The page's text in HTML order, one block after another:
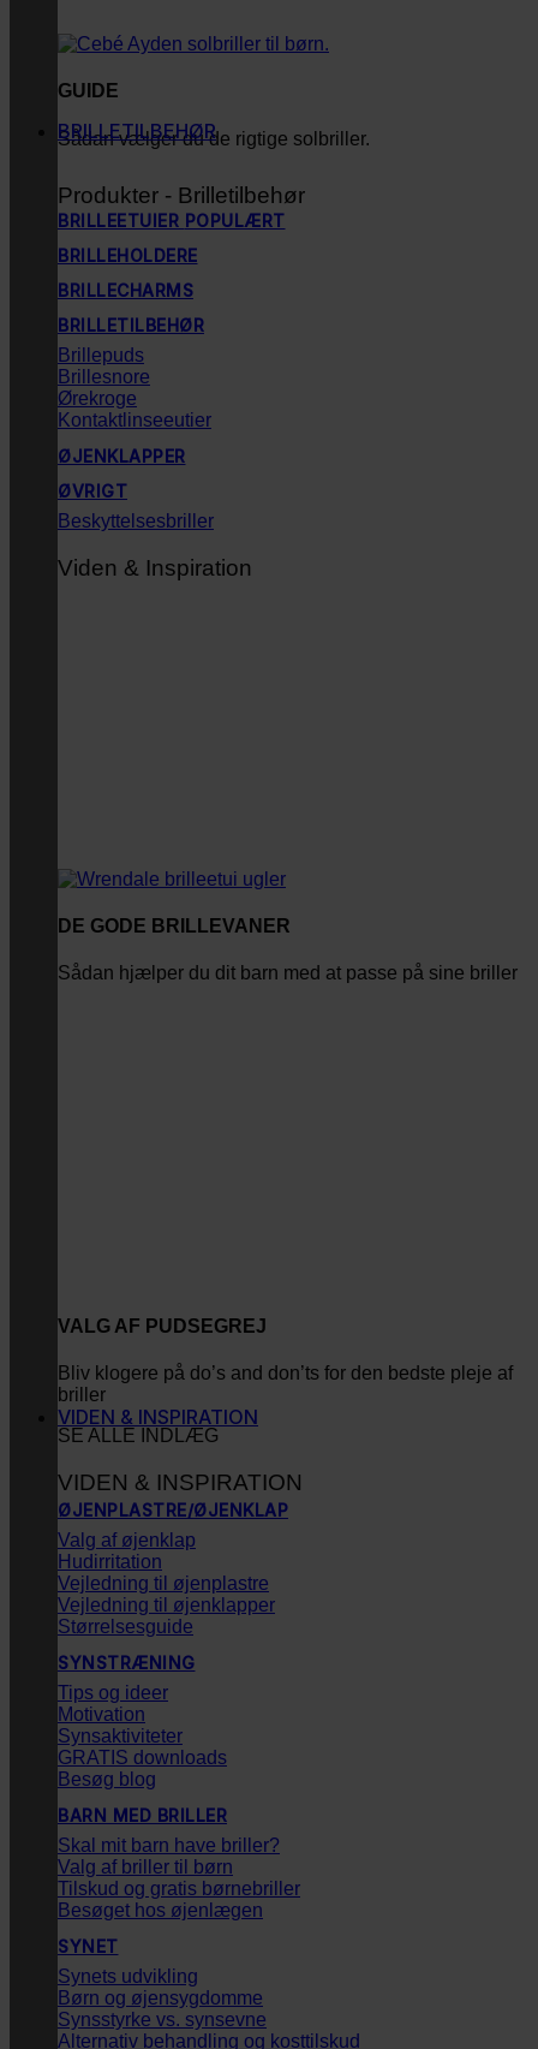
GUIDE
Sådan vælger du de rigtige solbriller.
BRILLETILBEHØR
Produkter - Brilletilbehør
BRILLEETUIER
BRILLEHOLDERE
BRILLECHARMS
BRILLETILBEHØR
Brillepuds
Brillesnore
Ørekroge
Kontaktlinseeutier
ØJENKLAPPER
ØVRIGT
Beskyttelsesbriller
Viden & Inspiration
DE GODE BRILLEVANER
Sådan hjælper du dit barn med at passe på sine briller
VALG AF PUDSEGREJ
Bliv klogere på do’s and don’ts for den bedste pleje af
briller
SE ALLE INDLÆG
VIDEN & INSPIRATION
VIDEN & INSPIRATION
ØJENPLASTRE/ØJENKLAP
Valg af øjenklap
Hudirritation
Vejledning til øjenplastre
Vejledning til øjenklapper
Størrelsesguide
SYNSTRÆNING
Tips og ideer
Motivation
Synsaktiviteter
GRATIS downloads
Besøg blog
BARN MED BRILLER
Skal mit barn have briller?
Valg af briller til børn
Tilskud og gratis børnebriller
Besøget hos øjenlægen
SYNET
Synets udvikling
Børn og øjensygdomme
Synsstyrke vs. synsevne
Alternativ behandling og kosttilskud